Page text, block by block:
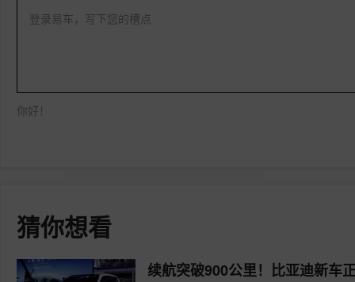
登录易车，写下您的槽点
你好！
猜你想看
续航突破900公里！比亚迪新车